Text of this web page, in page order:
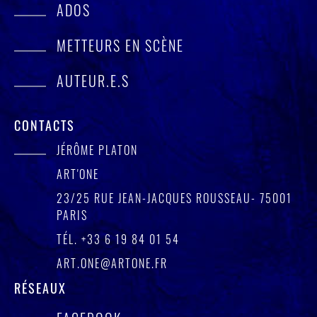
ADOS
METTEURS EN SCÈNE
AUTEUR.E.S
CONTACTS
JÉRÔME PLATON
ART'ONE
23/25 RUE JEAN-JACQUES ROUSSEAU- 75001
PARIS
TÉL. +33 6 19 84 01 54
ART.ONE@ARTONE.FR
RÉSEAUX